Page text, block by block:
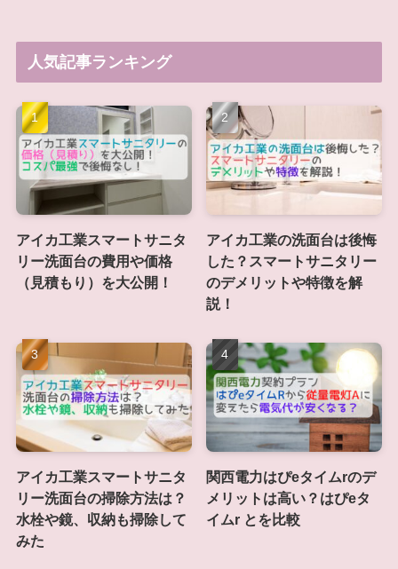
人気記事ランキング
アイカ工業スマートサニタ
リー洗面台の費用や価格
（見積もり）を大公開！
アイカ工業の洗面台は後悔
した？スマートサニタリー
のデメリットや特徴を解
説！
アイカ工業スマートサニタ
リー洗面台の掃除方法は？
水栓や鏡、収納も掃除して
みた
関西電力はぴeタイムrのデ
メリットは高い？はぴeタ
イムr とを比較